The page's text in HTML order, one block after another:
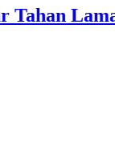
Lama